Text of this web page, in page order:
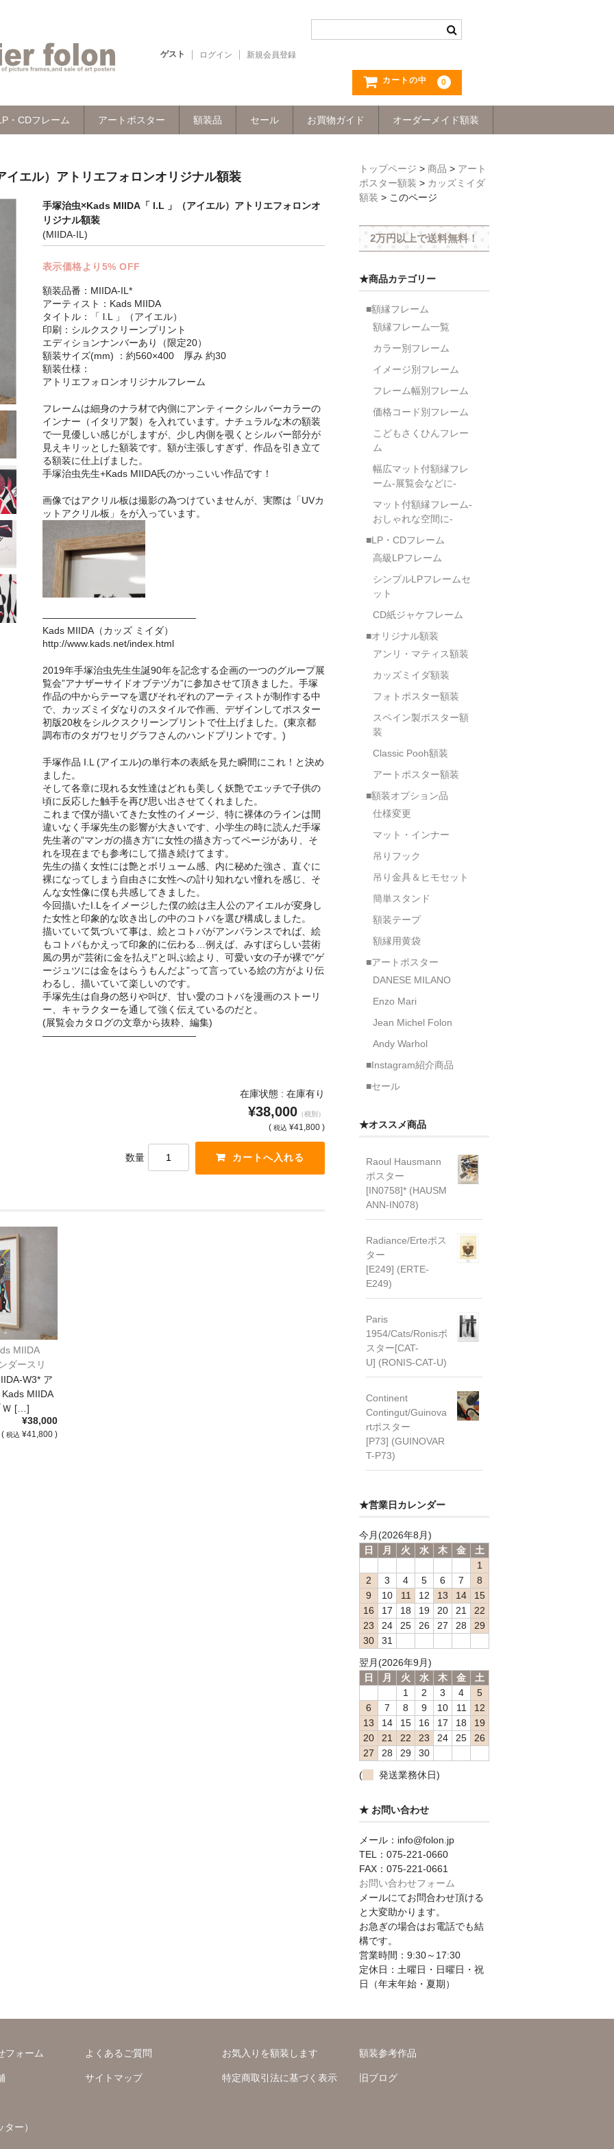
ゲスト ログイン 新規会員登録
カートの中 0
・CDフレーム アートポスター 額装品 セール お買物ガイド オーダーメイド額装
エル）アトリエフォロンオリジナル額装
手塚治虫×Kads MIIDA「 l.L 」（アイエル）アトリエフォロンオ
リジナル額装
(MIIDA-IL)
表示価格より5% OFF
額装品番：MIIDA-IL*
アーティスト：Kads MIIDA
タイトル：「 l.L 」（アイエル）
印刷：シルクスクリーンプリント
エディションナンバーあり（限定20）
額装サイズ(mm) ：約560×400 厚み 約30
額装仕様：
アトリエフォロンオリジナルフレーム
フレームは細身のナラ材で内側にアンティークシルバーカラーの
インナー（イタリア製）を入れています。ナチュラルな木の額装
で一見優しい感じがしますが、少し内側を覗くとシルバー部分が
見えキリッとした額装です。額が主張しすぎず、作品を引き立て
る額装に仕上げました。
手塚治虫先生+Kads MIIDA氏のかっこいい作品です！
画像ではアクリル板は撮影の為つけていませんが、実際は「UVカ
ットアクリル板」をが入っています。
————————————————
Kads MIIDA（カッズ ミイダ）
http://www.kads.net/index.html
2019年手塚治虫先生生誕90年を記念する企画の一つのグループ展
覧会”アナザーサイドオブテヅカ”に参加させて頂きました。手塚
作品の中からテーマを選びそれぞれのアーティストが制作する中
で、カッズミイダなりのスタイルで作画、デザインしてポスター
初版20枚をシルクスクリーンプリントで仕上げました。(東京都
調布市のタガワセリグラフさんのハンドプリントです。)
手塚作品 I.L (アイエル)の単行本の表紙を見た瞬間にこれ！と決め
ました。
そして各章に現れる女性達はどれも美しく妖艶でエッチで子供の
頃に反応した触手を再び思い出させてくれました。
これまで僕が描いてきた女性のイメージ、特に裸体のラインは間
違いなく手塚先生の影響が大きいです、小学生の時に読んだ手塚
先生著の”マンガの描き方”に女性の描き方ってページがあり、そ
れを現在までも参考にして描き続けてます。
先生の描く女性には艶とボリューム感、内に秘めた強さ、直ぐに
裸になってしまう自由さに女性への計り知れない憧れを感じ、そ
んな女性像に僕も共感してきました。
今回描いたI.Lをイメージした僕の絵は主人公のアイエルが変身し
た女性と印象的な吹き出しの中のコトバを選び構成しました。
描いていて気づいて事は、絵とコトバがアンバランスでれば、絵
もコトバもかえって印象的に伝わる…例えば、みすぼらしい芸術
風の男が”芸術に金を払え!”と叫ぶ絵より、可愛い女の子が裸で”ゲ
ージュツには金をはらうもんだよ”って言っている絵の方がより伝
わるし、描いていて楽しいのです。
手塚先生は自身の怒りや叫び、甘い愛のコトバを漫画のストーリ
ー、キャラクターを通して強く伝えているのだと。
(展覧会カタログの文章から抜粋、編集)
————————————————
在庫状態 : 在庫有り
¥38,000 （税別）
( 税込 ¥41,800 )
数量
MIIDA
ダースリ
ォロンオ
W3* ア
MIIDA
Ｗ […]
¥38,000
( 税込 ¥41,800 )
トップページ > 商品 > アート
ポスター額装 > カッズミイダ
額装 > このページ
2万円以上で送料無料！
★商品カテゴリー
■額縁フレーム
額縁フレーム一覧
カラー別フレーム
イメージ別フレーム
フレーム幅別フレーム
価格コード別フレーム
こどもさくひんフレー
ム
幅広マット付額縁フレ
ーム-展覧会などに-
マット付額縁フレーム-
おしゃれな空間に-
■LP・CDフレーム
高級LPフレーム
シンプルLPフレームセ
ット
CD紙ジャケフレーム
■オリジナル額装
アンリ・マティス額装
カッズミイダ額装
フォトポスター額装
スペイン製ポスター額
装
Classic Pooh額装
アートポスター額装
■額装オプション品
仕様変更
マット・インナー
吊りフック
吊り金具＆ヒモセット
簡単スタンド
額装テープ
額縁用黄袋
■アートポスター
DANESE MILANO
Enzo Mari
Jean Michel Folon
Andy Warhol
■Instagram紹介商品
■セール
★オススメ商品
Raoul Hausmann
ポスター
[IN0758]* (HAUSM
ANN-IN078)
Radiance/Erteポス
ター
[E249] (ERTE-
E249)
Paris
1954/Cats/Ronisポ
スター[CAT-
U] (RONIS-CAT-U)
Continent
Contingut/Guinova
rtポスター
[P73] (GUINOVAR
T-P73)
★営業日カレンダー
今月(2026年8月)
日
月 火 水 木 金
土
1
2
3 4 5 6 7
8
9
10 11 12 13 14
15
16
17 18 19 20 21
22
23
24 25 26 27 28
29
30
31
翌月(2026年9月)
日
月 火 水 木 金
土
1
2 3 4
5
6
7 8 9 10 11
12
13
14 15 16 17 18
19
20
21 22 23 24 25
26
27
28 29
30
(
発送業務休日)
★ お問い合わせ
メール：info@folon.jp
TEL：075-221-0660
FAX：075-221-0661
お問い合わせフォーム
メールにてお問合わせ頂ける
と大変助かります。
お急ぎの場合はお電話でも結
構です。
営業時間：9:30～17:30
定休日：土曜日・日曜日・祝
日（年末年始・夏期）
フォーム よくあるご質問 お気入りを額装します 額装参考作品
サイトマップ 特定商取引法に基づく表示 旧ブログ
ー）